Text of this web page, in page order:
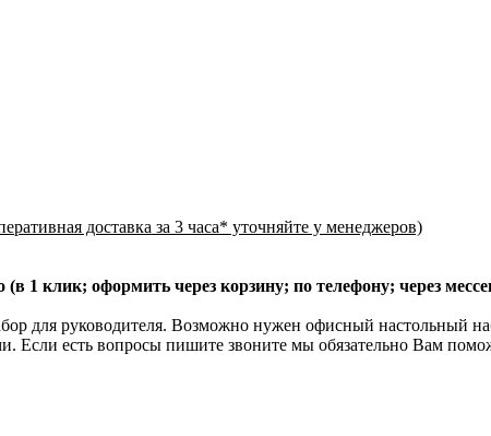
доставка за 3 часа* уточняйте у менеджеров)
1 клик; оформить через корзину; по телефону; через
для руководителя. Возможно нужен офисный настольный
Если есть вопросы пишите звоните мы обязательно Вам